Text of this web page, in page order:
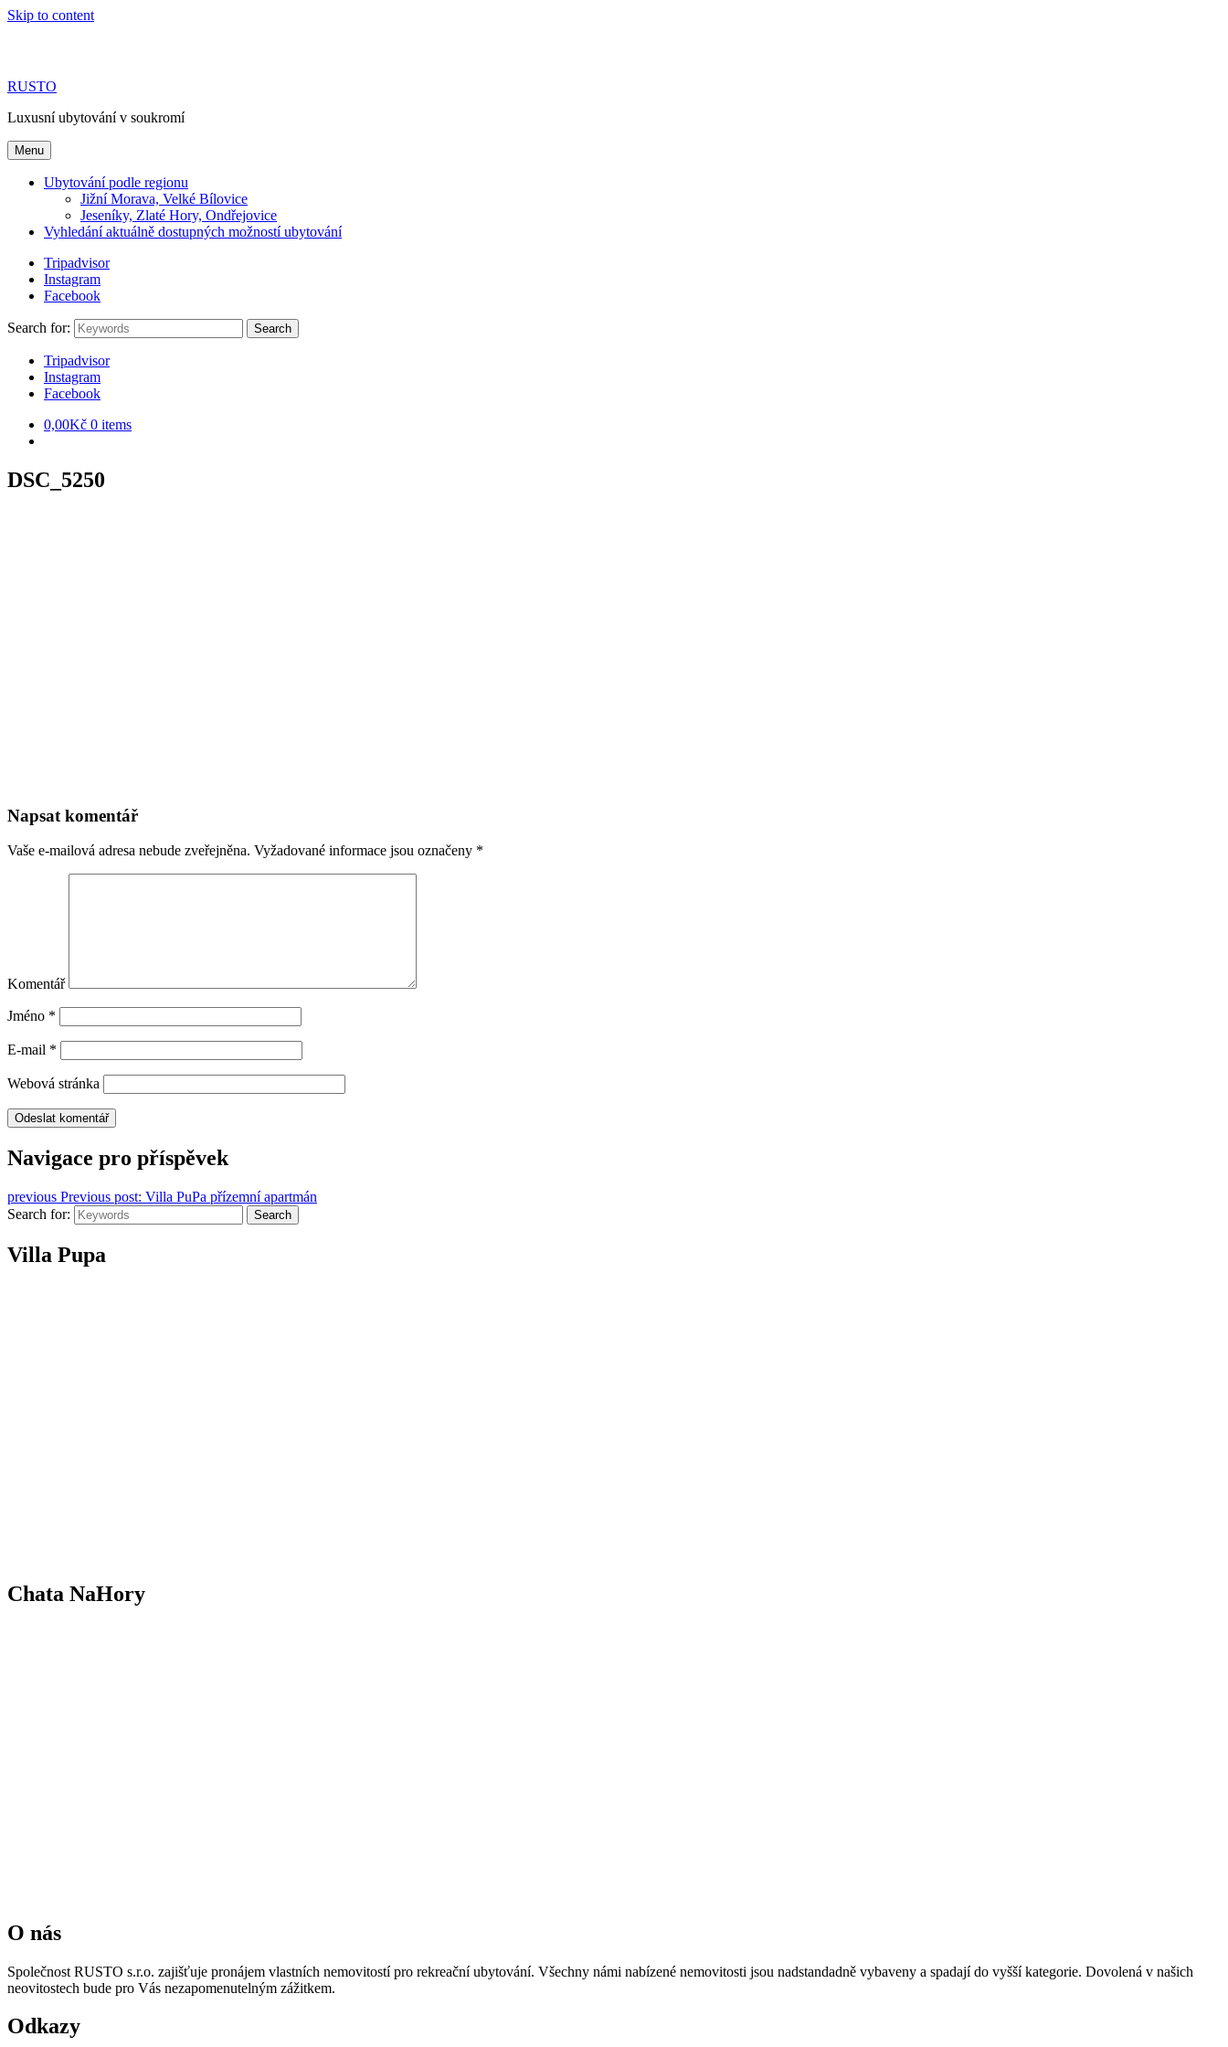
Skip to content
RUSTO
Luxusní ubytování v soukromí
Menu
Ubytování podle regionu
Jižní Morava, Velké Bílovice
Jeseníky, Zlaté Hory, Ondřejovice
Vyhledání aktuálně dostupných možností ubytování
Tripadvisor
Instagram
Facebook
Search for: Search
Tripadvisor
Instagram
Facebook
0,00Kč 0 items
DSC_5250
Napsat komentář
Vaše e-mailová adresa nebude zveřejněna. Vyžadované informace jsou označeny *
Komentář
Jméno *
E-mail *
Webová stránka
Navigace pro příspěvek
previous Previous post: Villa PuPa přízemní apartmán
Search for:
Search
Villa Pupa
Chata NaHory
O nás
Společnost RUSTO s.r.o. zajišťuje pronájem vlastních nemovitostí pro rekreační ubytování. Všechny námi nabízené nemovitosti jsou nadstandadně vybaveny a spadají do vyšší kategorie. Dovolená v našich
neovitostech bude pro Vás nezapomenutelným zážitkem.
Odkazy